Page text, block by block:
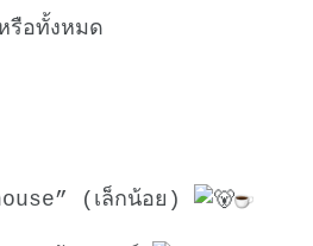
รือทั้งหมด
(เล็กน้อย)